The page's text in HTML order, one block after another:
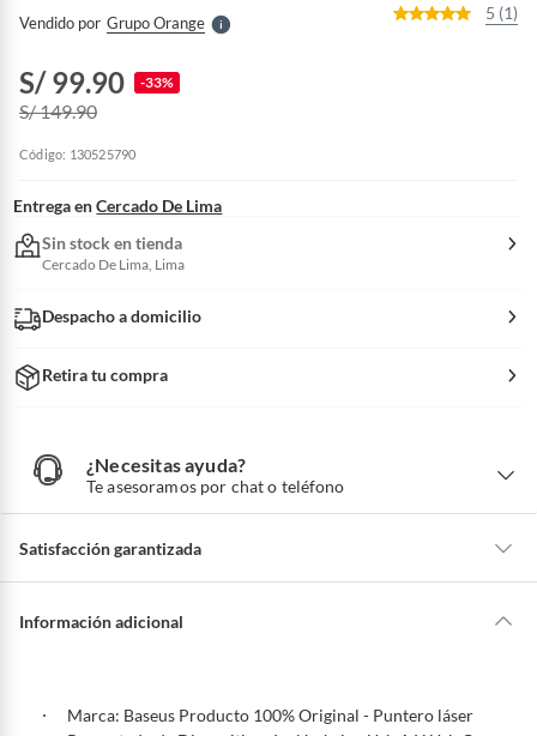
Vendido por Grupo OrangeS
5 (1)
S/ 99.90 -33%
S/ 149.90
Código: 130525790
Entrega en Cercado De Lima
Sin stock en tienda
Cercado De Lima, Lima
Despacho a domicilio
Retira tu compra
¿Necesitas ayuda?
Te asesoramos por chat o teléfono
N
e
d
Satisfacción garantizada
hacer una devolución.
Información adicional
Marca: Baseus Producto 100% Original - Puntero láser